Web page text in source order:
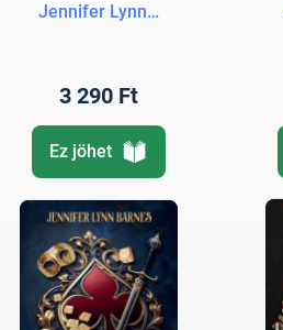
Jennifer Lynn Barnes
3 290 Ft
Ez jöhet